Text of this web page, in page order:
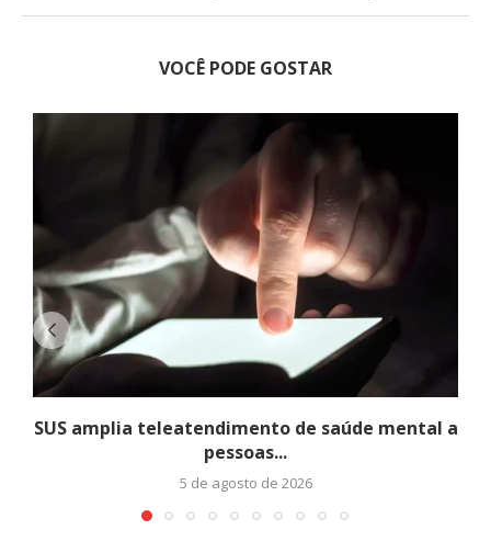
VOCÊ PODE GOSTAR
SUS amplia teleatendimento de saúde mental a
pessoas...
5 de agosto de 2026